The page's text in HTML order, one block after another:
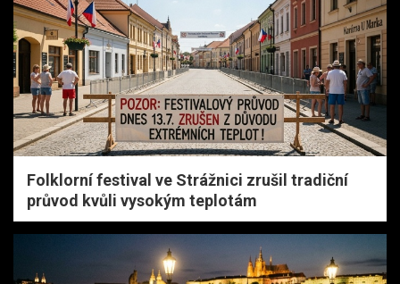
Folklorní festival ve Strážnici zrušil tradiční
průvod kvůli vysokým teplotám